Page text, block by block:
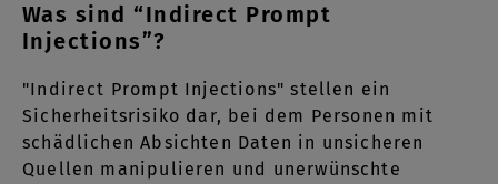
Was sind “Indirect Prompt
Injections”?
"Indirect Prompt Injections" stellen ein
Sicherheitsrisiko dar, bei dem Personen mit
schädlichen Absichten Daten in unsicheren
Quellen manipulieren und unerwünschte